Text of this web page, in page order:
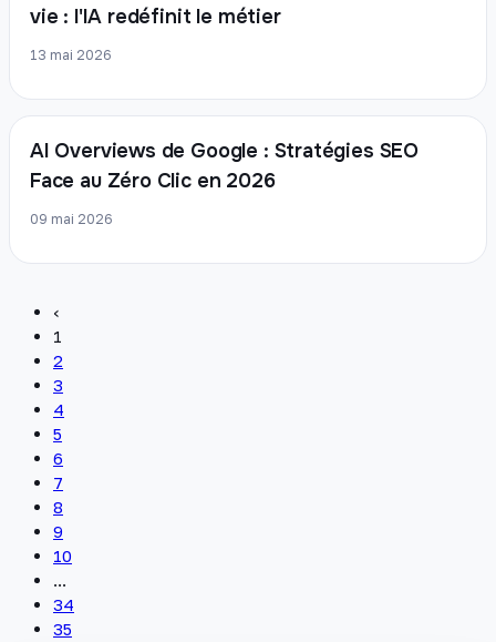
vie : l'IA redéfinit le métier
13 mai 2026
AI Overviews de Google : Stratégies SEO
Face au Zéro Clic en 2026
09 mai 2026
‹
1
2
3
4
5
6
7
8
9
10
...
34
35